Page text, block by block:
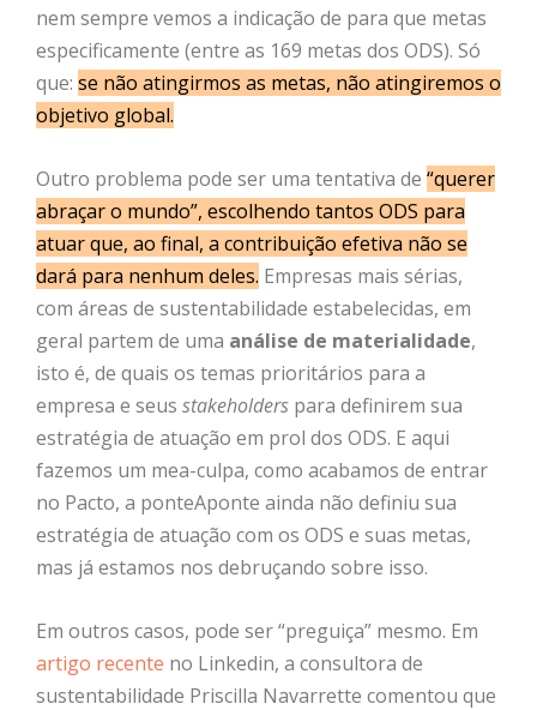
nem sempre vemos a indicação de para que metas
especificamente (entre as 169 metas dos ODS). Só
que: se não atingirmos as metas, não atingiremos o
objetivo global.
Outro problema pode ser uma tentativa de “querer
abraçar o mundo”, escolhendo tantos ODS para
atuar que, ao final, a contribuição efetiva não se
dará para nenhum deles. Empresas mais sérias,
com áreas de sustentabilidade estabelecidas, em
geral partem de uma análise de materialidade,
isto é, de quais os temas prioritários para a
empresa e seus stakeholders para definirem sua
estratégia de atuação em prol dos ODS. E aqui
fazemos um mea-culpa, como acabamos de entrar
no Pacto, a ponteAponte ainda não definiu sua
estratégia de atuação com os ODS e suas metas,
mas já estamos nos debruçando sobre isso.
Em outros casos, pode ser “preguiça” mesmo. Em
artigo recente no Linkedin, a consultora de
sustentabilidade Priscilla Navarrette comentou que